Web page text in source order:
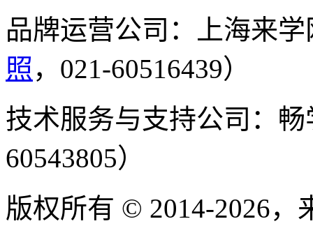
品牌运营公司：上海来
照 ，021-60516439）
技术服务与支持公司：
60543805）
版权所有 © 2014-2026，